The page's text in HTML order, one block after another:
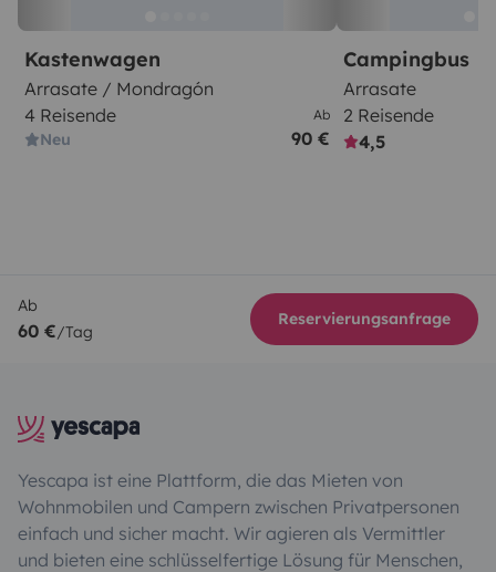
Kastenwagen
Arrasate / Mondragón
4 Reisende
Neu
Ab
90 €
Campingbus
Arrasate
2 Reisende
4,5
Ab
60 €/Tag
Reservierungsanfrage
Yescapa ist eine Plattform, die das Mieten von
Wohnmobilen und Campern zwischen Privatpersonen
einfach und sicher macht. Wir agieren als Vermittler
und bieten eine schlüsselfertige Lösung für Menschen,